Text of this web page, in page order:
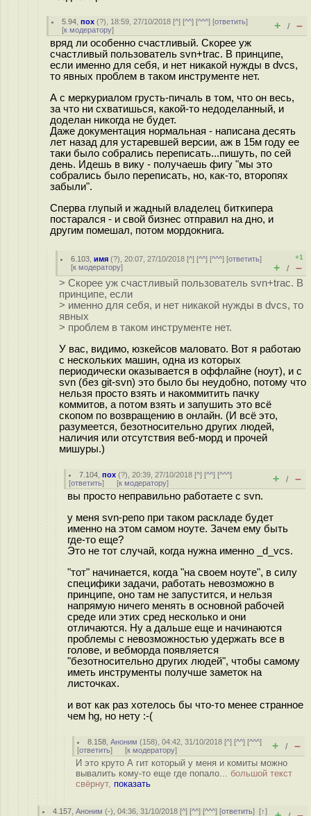
5.94 ,пох (?), 18:59, 27/10/2018 [^] [^^] [^^^] [ответить]
[к модератору] + / –
вряд ли особенно счастливый. Скорее уж
счастливый пользователь svn+trac. В принципе,
если именно для себя, и нет никакой нужды в dvcs,
то явных проблем в таком инструменте нет.
А с меркуриалом грусть-пичаль в том, что он весь,
за что ни схватишься, какой-то недоделанный, и
доделан никогда не будет.
Даже документация нормальная - написана десять
лет назад для устаревшей версии, аж в 15м году ее
таки было собрались переписать...пишуть, по сей
день. Идешь в вику - получаешь фигу "мы это
собрались было переписать, но, как-то, второпях
забыли".
Сперва глупый и жадный владелец биткипера
постарался - и свой бизнес отправил на дно, и
другим помешал, потом мордокнига.
6.103 ,имя (?), 20:07, 27/10/2018 [^] [^^] [^^^] [ответить]
[к модератору]
+1
+ / –
> Скорее уж счастливый пользователь svn+trac. В
принципе, если
> именно для себя, и нет никакой нужды в dvcs, то
явных
> проблем в таком инструменте нет.
У вас, видимо, юзкейсов маловато. Вот я работаю
с нескольких машин, одна из которых
периодически оказывается в оффлайне (ноут), и с
svn (без git-svn) это было бы неудобно, потому что
нельзя просто взять и накоммитить пачку
коммитов, а потом взять и запушить это всё
скопом по возвращению в онлайн. (И всё это,
разумеется, безотносительно других людей,
наличия или отсутствия веб-морд и прочей
мишуры.)
7.104 ,пох (?), 20:39, 27/10/2018 [^] [^^] [^^^]
[ответить] [к модератору] + / –
вы просто неправильно работаете с svn.
у меня svn-репо при таком раскладе будет
именно на этом самом ноуте. Зачем ему быть
где-то еще?
Это не тот случай, когда нужна именно _d_vcs.
"тот" начинается, когда "на своем ноуте", в силу
специфики задачи, работать невозможно в
принципе, оно там не запустится, и нельзя
напрямую ничего менять в основной рабочей
среде или этих сред несколько и они
отличаются. Ну а дальше еще и начинаются
проблемы с невозможностью удержать все в
голове, и вебморда появляется
"безотносительно других людей", чтобы самому
иметь инструменты получше заметок на
листочках.
и вот как раз хотелось бы что-то менее странное
чем hg, но нету :-(
8.158 ,Аноним (158), 04:42, 31/10/2018 [^] [^^] [^^^]
[ответить] [к модератору] + / –
И это круто А гит который у меня и комиты можно
вывалить кому-то еще где попало... большой текст
свёрнут, показать
4.157 ,Аноним (-), 04:36, 31/10/2018 [^] [^^] [^^^] [ответить][↑]